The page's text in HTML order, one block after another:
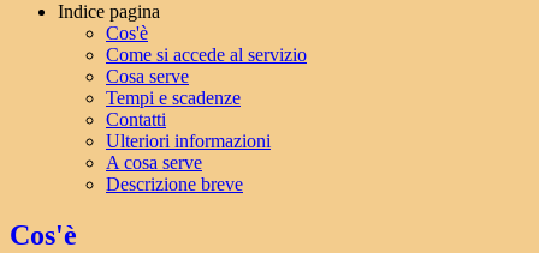
Indice pagina
Cos'è
Come si accede al servizio
Cosa serve
Tempi e scadenze
Contatti
Ulteriori informazioni
A cosa serve
Descrizione breve
Cos'è